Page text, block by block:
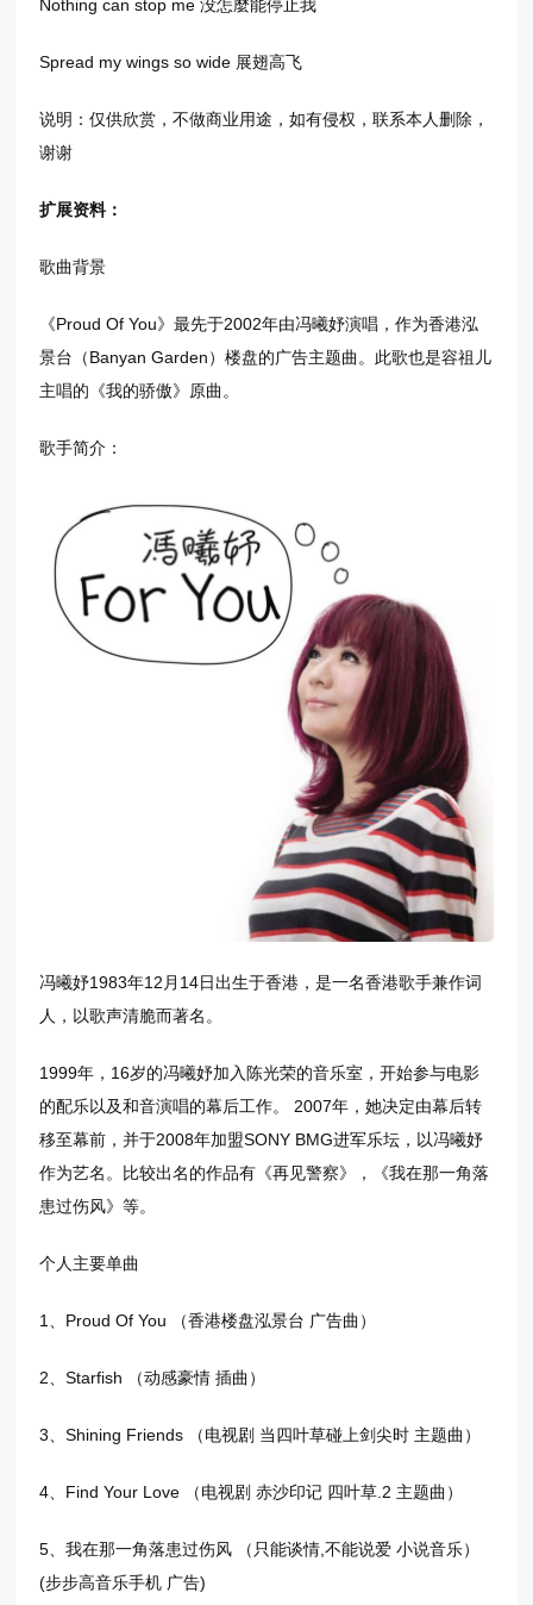
Nothing can stop me 没怎麼能停止我
Spread my wings so wide 展翅高飞
说明：仅供欣赏，不做商业用途，如有侵权，联系本人删除，
谢谢
扩展资料：
歌曲背景
《Proud Of You》最先于2002年由冯曦妤演唱，作为香港泓
景台（Banyan Garden）楼盘的广告主题曲。此歌也是容祖儿
主唱的《我的骄傲》原曲。
歌手简介：
冯曦妤1983年12月14日出生于香港，是一名香港歌手兼作词
人，以歌声清脆而著名。
1999年，16岁的冯曦妤加入陈光荣的音乐室，开始参与电影
的配乐以及和音演唱的幕后工作。 2007年，她决定由幕后转
移至幕前，并于2008年加盟SONY BMG进军乐坛，以冯曦妤
作为艺名。比较出名的作品有《再见警察》，《我在那一角落
患过伤风》等。
个人主要单曲
1、Proud Of You （香港楼盘泓景台 广告曲）
2、Starfish （动感豪情 插曲）
3、Shining Friends （电视剧 当四叶草碰上剑尖时 主题曲）
4、Find Your Love （电视剧 赤沙印记 四叶草.2 主题曲）
5、我在那一角落患过伤风 （只能谈情,不能说爱 小说音乐）
(步步高音乐手机 广告)